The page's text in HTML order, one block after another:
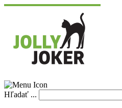
Hľadať ...